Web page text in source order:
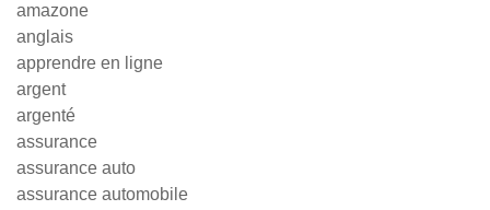
amazone
anglais
apprendre en ligne
argent
argenté
assurance
assurance auto
assurance automobile